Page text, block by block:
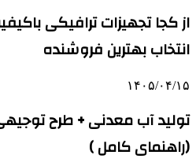
از کجا تجهیزات ترافیکی
انتخاب بهترین فروشنده
۱۴۰۵/۰۴/۱۵
تولید آب معدنی + طرح
(راهنمای کامل )